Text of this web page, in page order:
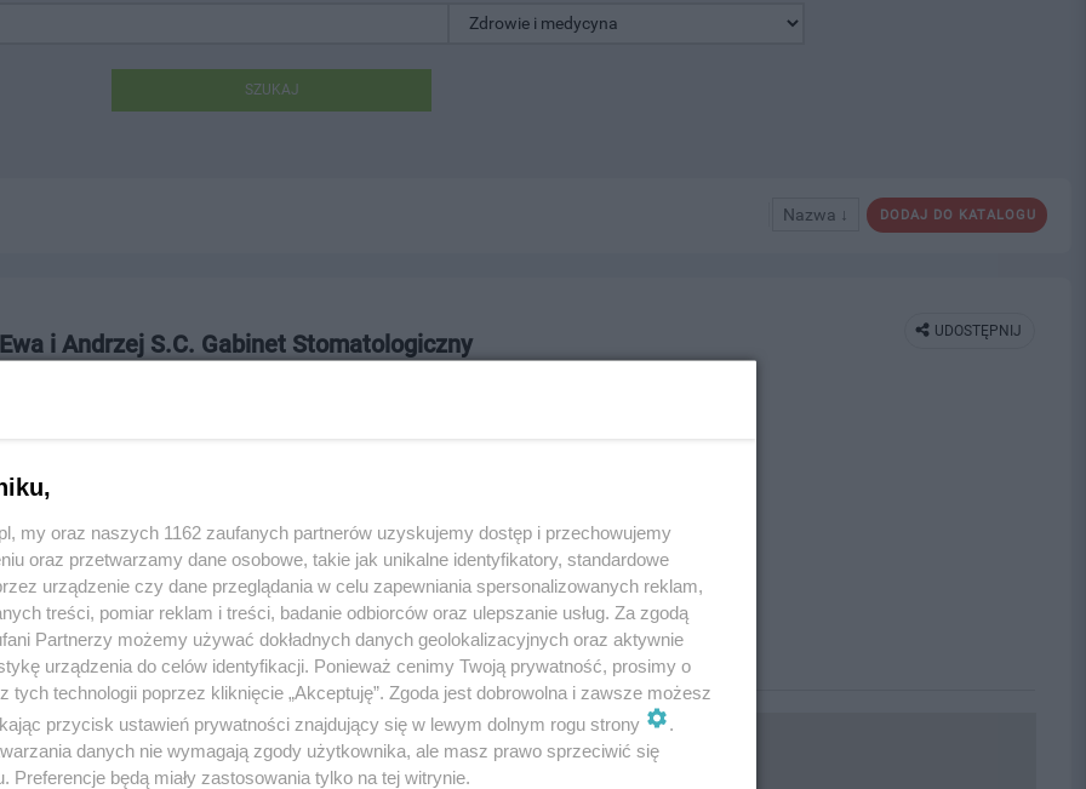
SZUKAJ
DODAJ DO KATALOGU
Nazwa ↓
UDOSTĘPNIJ
i Andrzej S.C. Gabinet Stomatologiczny
588, wyświetleń: 2018
LOKALIZACJA NA MAPIE
my oraz naszych 1162 zaufanych partnerów uzyskujemy dostęp i przechowujemy
oraz przetwarzamy dane osobowe, takie jak unikalne identyfikatory, standardowe
urządzenie czy dane przeglądania w celu zapewniania spersonalizowanych reklam,
treści, pomiar reklam i treści, badanie odbiorców oraz ulepszanie usług. Za zgodą
Partnerzy możemy używać dokładnych danych geolokalizacyjnych oraz aktywnie
urządzenia do celów identyfikacji. Ponieważ cenimy Twoją prywatność, prosimy o
tych technologii poprzez kliknięcie „Akceptuję”. Zgoda jest dobrowolna i zawsze możesz
przycisk ustawień prywatności znajdujący się w lewym dolnym rogu strony
.
danych nie wymagają zgody użytkownika, ale masz prawo sprzeciwić się
Preferencje będą miały zastosowania tylko na tej witrynie.